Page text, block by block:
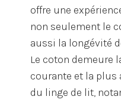
offre une
non seulement le
aussi la longévité
Le coton demeure
courante et la plus
du linge de lit,